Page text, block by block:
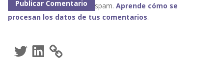
spam. Aprende cómo se
procesan los datos de tus comentarios.
TwitterLinkedIn